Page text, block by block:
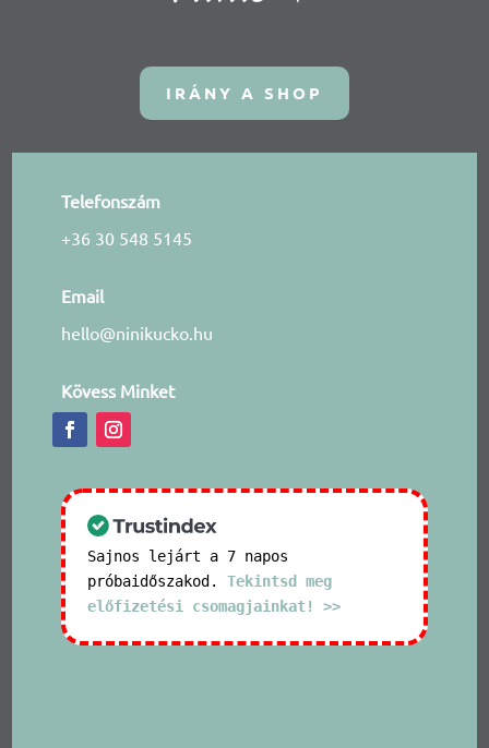
IRÁNY A SHOP
Telefonszám
+36 30 548 5145
Email
hello@ninikucko.hu
Kövess Minket
Sajnos lejárt a 7 napos
próbaidőszakod. Tekintsd meg
előfizetési csomagjainkat! >>